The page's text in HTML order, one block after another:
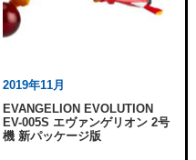
2019年11月
EVANGELION EVOLUTION
EV-005S エヴァンゲリオン 2号
機 新パッケージ版